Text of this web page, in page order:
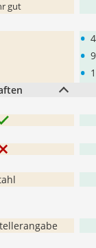
gut
•
•
•